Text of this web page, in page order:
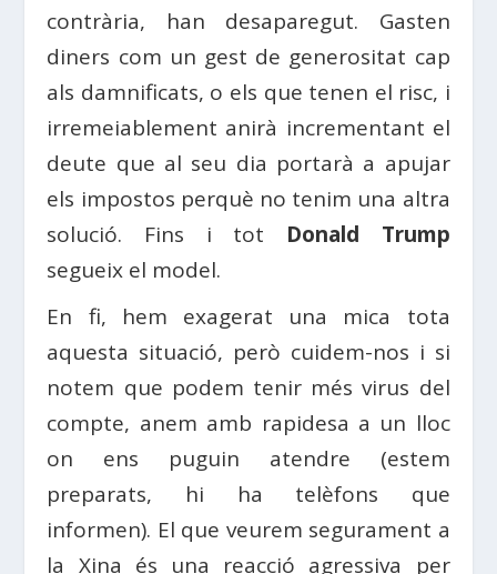
contrària, han desaparegut. Gasten
diners com un gest de generositat cap
als damnificats, o els que tenen el risc, i
irremeiablement anirà incrementant el
deute que al seu dia portarà a apujar
els impostos perquè no tenim una altra
solució. Fins i tot Donald Trump
segueix el model.
En fi, hem exagerat una mica tota
aquesta situació, però cuidem-nos i si
notem que podem tenir més virus del
compte, anem amb rapidesa a un lloc
on ens puguin atendre (estem
preparats, hi ha telèfons que
informen). El que veurem segurament a
la Xina és una reacció agressiva per